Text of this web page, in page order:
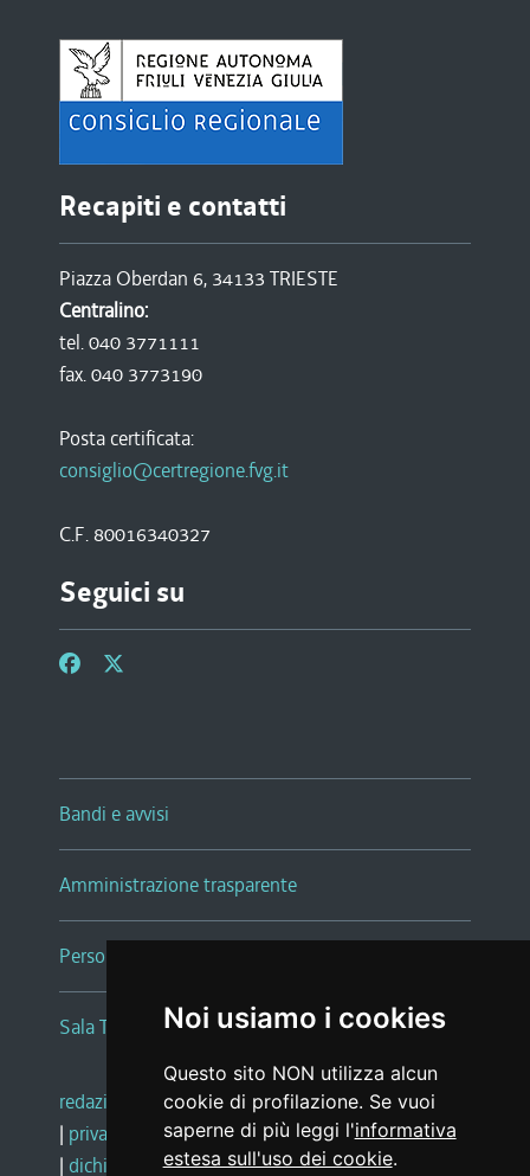
Noi usiamo i cookies
Questo sito NON utilizza alcun
cookie di profilazione. Se vuoi
saperne di più leggi l'informativa
estesa sull'uso dei cookie.
Recapiti e contatti
Piazza Oberdan 6, 34133 TRIESTE
Centralino:
tel. 040 3771111
fax. 040 3773190
Posta certificata:
consiglio@certregione.fvg.it
C.F. 80016340327
Seguici su
Bandi e avvisi
Amministrazione trasparente
Persone e Uffici
Sala Tiziano Tessitori
redazione web |note legali |glossario
| privacy
social media policy
| dichiarazione di accessibilità |feedback